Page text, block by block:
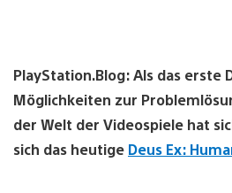
PlayStation.Blog: Als das
Möglichkeiten zur
der Welt der Videospiele hat
sich das heutige Deus Ex: